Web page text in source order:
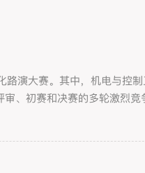
路演大赛。其中，机电与控
、初赛和决赛的多轮激烈竞